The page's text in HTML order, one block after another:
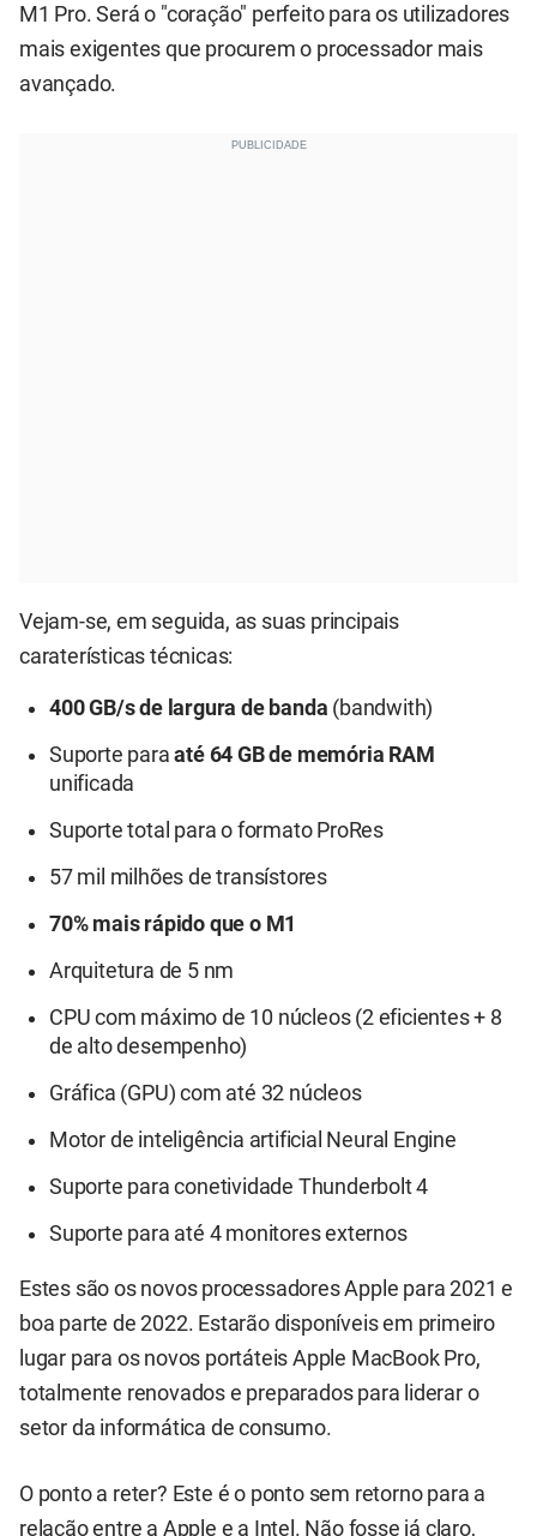
M1 Pro. Será o "coração" perfeito para os utilizadores
mais exigentes que procurem o processador mais
avançado.
Vejam-se, em seguida, as suas principais
caraterísticas técnicas:
400 GB/s de largura de banda (bandwith)
Suporte paraaté 64 GB de memória RAM
unificada
Suporte total para o formato ProRes
57 mil milhões de transístores
70% mais rápido que o M1
Arquitetura de 5 nm
CPU com máximo de 10 núcleos (2 eficientes + 8
de alto desempenho)
Gráfica (GPU) com até 32 núcleos
Motor de inteligência artificial Neural Engine
Suporte para conetividade Thunderbolt 4
Suporte para até 4 monitores externos
Estes são os novos processadores Apple para 2021 e
boa parte de 2022. Estarão disponíveis em primeiro
lugar para os novos portáteis Apple MacBook Pro,
totalmente renovados e preparados para liderar o
setor da informática de consumo.
O ponto a reter? Este é o ponto sem retorno para a
relação entre a Apple e a Intel. Não fosse já claro,